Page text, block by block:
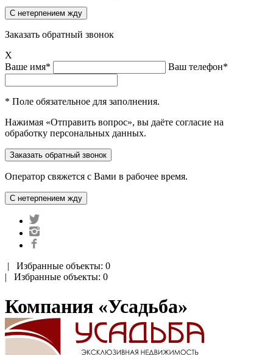
Заказать обратный звонок
X
Ваше имя*
Ваш телефон*
* Поле обязательное для заполнения.
Нажимая «Отправить вопрос», вы даёте согласие на
обработку персональных данных.
Оператор свяжется с Вами в рабочее время.
| Избранные объекты: 0
| Избранные объекты: 0
Компания «Усадьба»